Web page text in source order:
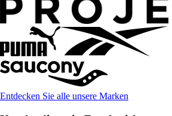
Entdecken Sie alle unsere Marken